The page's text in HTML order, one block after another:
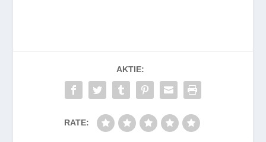
AKTIE:
RATE: